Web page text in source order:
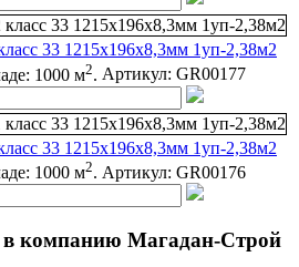
33 1215x196x8,3мм 1уп-2,38м2
1000 м2. Артикул: GR00177
33 1215x196x8,3мм 1уп-2,38м2
1000 м2. Артикул: GR00176
в компанию Магадан-Строй